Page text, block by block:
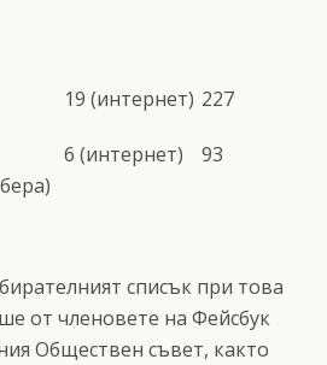
19 (интернет) 227
6 (интернет) 93
списък при това
от членовете на Фейсбук
Обществен съвет, както